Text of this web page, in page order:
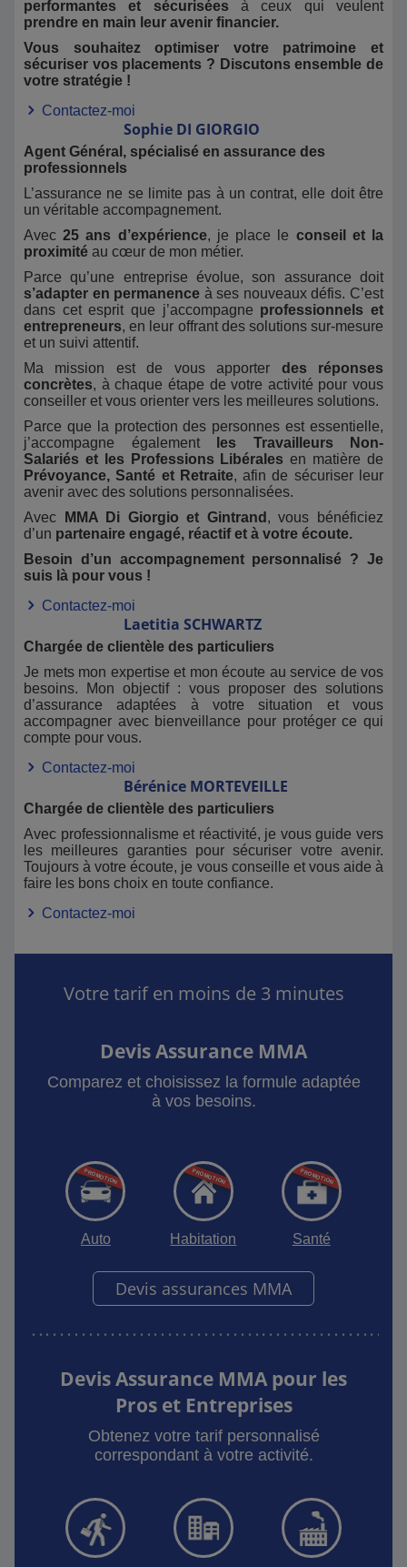
performantes et sécurisées à ceux qui veulent
prendre en main leur avenir financier.
Vous souhaitez optimiser votre patrimoine et
sécuriser vos placements ? Discutons ensemble de
votre stratégie !
Contactez-moi
Sophie DI GIORGIO
Agent Général, spécialisé en assurance des
professionnels
L’assurance ne se limite pas à un contrat, elle doit être
un véritable accompagnement.
Avec25 ans d’expérience, je place le conseil et la
proximité au cœur de mon métier.
Parce qu’une entreprise évolue, son assurance doit
s’adapter en permanence à ses nouveaux défis. C’est
dans cet esprit que j’accompagne professionnels et
entrepreneurs, en leur offrant des solutions sur-mesure
et un suivi attentif.
Ma mission est de vous apporter des réponses
concrètes, à chaque étape de votre activité pour vous
conseiller et vous orienter vers les meilleures solutions.
Parce que la protection des personnes est essentielle,
j’accompagne également
les Travailleurs Non-
Salariés et les Professions Libérales en matière de
Prévoyance, Santé et Retraite, afin de sécuriser leur
avenir avec des solutions personnalisées.
Avec
MMA Di Giorgio et Gintrand , vous bénéficiez
d’un partenaire engagé, réactif et à votre écoute.
Besoin d’un accompagnement personnalisé ? Je
suis là pour vous !
Contactez-moi
Laetitia SCHWARTZ
Chargée de clientèle des particuliers
Je mets mon expertise et mon écoute au service de vos
besoins. Mon objectif : vous proposer des solutions
d’assurance adaptées à votre situation et vous
accompagner avec bienveillance pour protéger ce qui
compte pour vous.
Contactez-moi
Bérénice MORTEVEILLE
Chargée de clientèle des particuliers
Avec professionnalisme et réactivité, je vous guide vers
les meilleures garanties pour sécuriser votre avenir.
Toujours à votre écoute, je vous conseille et vous aide à
faire les bons choix en toute confiance.
Contactez-moi
Votre tarif en moins de 3 minutes
Devis Assurance MMA
Comparez et choisissez la formule adaptée
à vos besoins.
Auto Habitation Santé
Devis assurances MMA
Devis Assurance MMA pour les
Pros et Entreprises
Obtenez votre tarif personnalisé
correspondant à votre activité.